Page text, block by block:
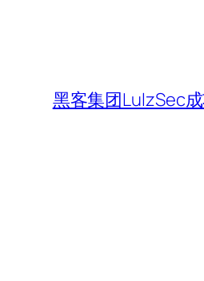
黑客集团LulzSec